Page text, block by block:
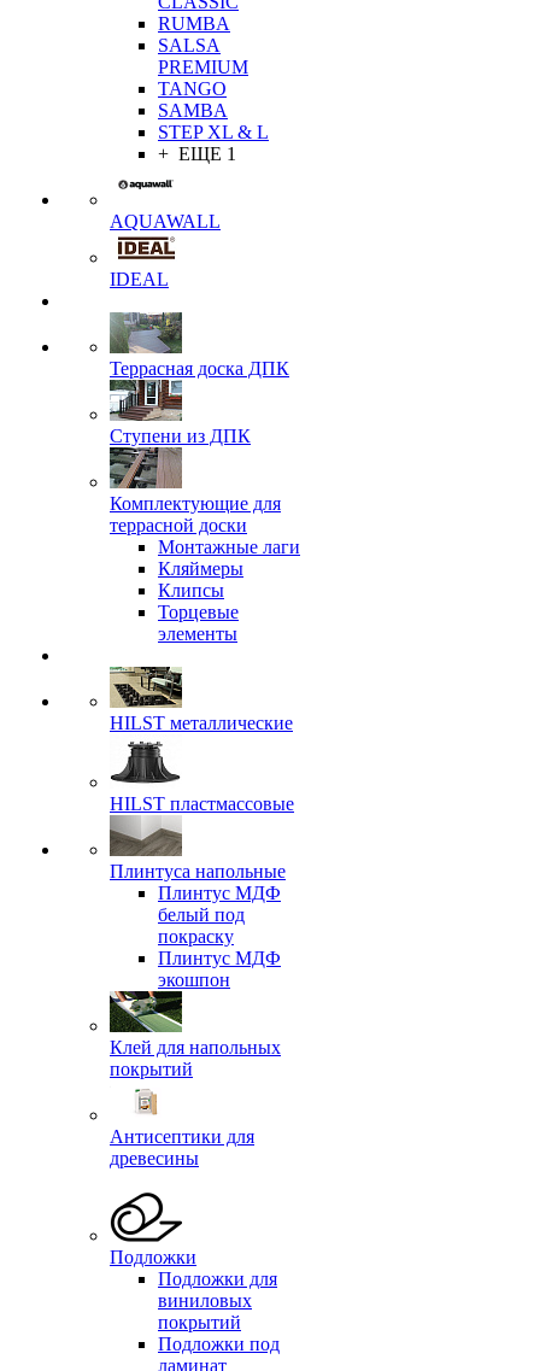
RUMBA
SALSA
PREMIUM
TANGO
SAMBA
STEP XL & L
+ ЕЩЕ 1
AQUAWALL
IDEAL
Террасная доска ДПК
Ступени из ДПК
Комплектующие для
террасной доски
Монтажные лаги
Кляймеры
Клипсы
Торцевые
элементы
HILST металлические
HILST пластмассовые
Плинтуса напольные
Плинтус МДФ
белый под
покраску
Плинтус МДФ
экошпон
Клей для напольных
покрытий
Антисептики для
древесины
Подложки
Подложки для
виниловых
покрытий
Подложки под
ламинат